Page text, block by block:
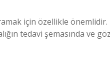
için özellikle önemlidir.
tedavi şemasında ve göz